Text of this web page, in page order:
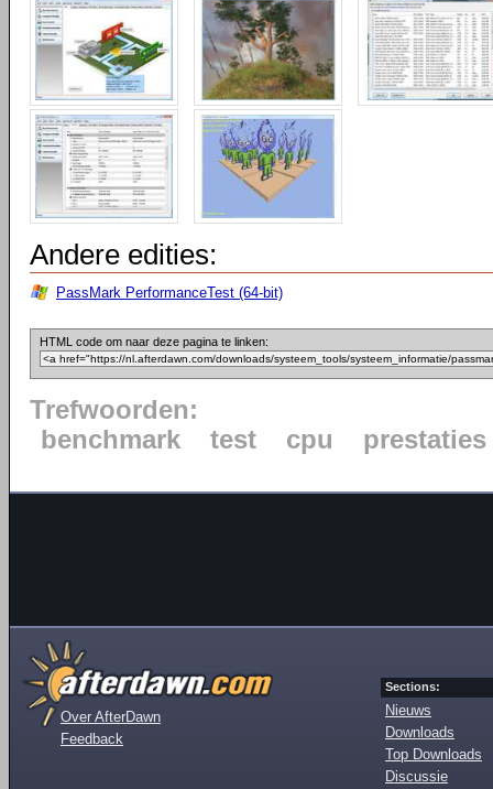
Andere edities:
PassMark PerformanceTest (64-bit)
HTML code om naar deze pagina te linken:
Trefwoorden:
benchmark
test cpu prestaties
Over AfterDawn
Feedback
Sections:
Nieuws
Downloads
Top Downloads
Discussie